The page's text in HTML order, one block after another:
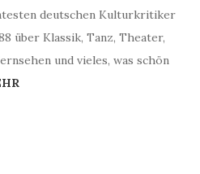
deutschen Kulturkritiker
über Klassik, Tanz, Theater,
und vieles, was schön